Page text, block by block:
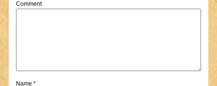
Comment
Name *